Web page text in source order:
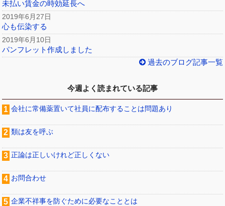
未払い賃金の時効延長へ
2019年6月27日
心も伝染する
2019年6月10日
パンフレット作成しました
過去のブログ記事一覧
今週よく読まれている記事
会社に常備薬置いて社員に配布することは問題あり
類は友を呼ぶ
正論は正しいけれど正しくない
お問合わせ
企業不祥事を防ぐために必要なこととは